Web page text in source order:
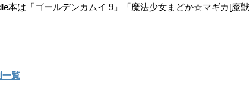
本は「ゴールデンカムイ 9」「魔法少女まどか☆マギカ[魔獣
一覧